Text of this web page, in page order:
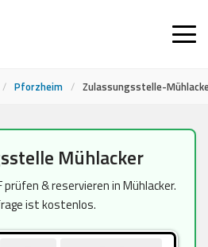
/ Pforzheim / Zulassungsstelle-
Mühlacker
prüfen & reservieren in Mühlacker.
ist kostenlos.